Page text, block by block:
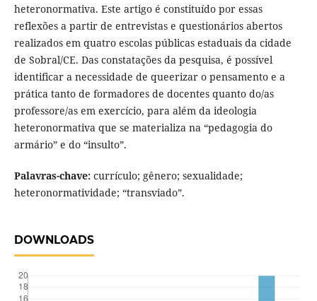
heteronormativa. Este artigo é constituído por essas
reflexões a partir de entrevistas e questionários abertos
realizados em quatro escolas públicas estaduais da cidade
de Sobral/CE. Das constatações da pesquisa, é possível
identificar a necessidade de queerizar o pensamento e a
prática tanto de formadores de docentes quanto do/as
professore/as em exercício, para além da ideologia
heteronormativa que se materializa na “pedagogia do
armário” e do “insulto”.
Palavras-chave:currículo; gênero; sexualidade;
heteronormatividade; “transviado”.
DOWNLOADS